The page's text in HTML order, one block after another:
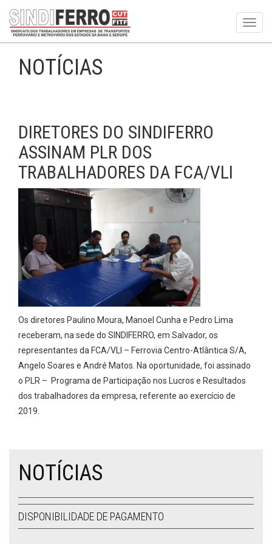
NOTÍCIAS
DIRETORES DO SINDIFERRO
ASSINAM PLR DOS
TRABALHADORES DA FCA/VLI
Os diretores Paulino Moura, Manoel Cunha e Pedro Lima
receberam, na sede do SINDIFERRO, em Salvador, os
representantes da FCA/VLI – Ferrovia Centro-Atlântica S/A,
Angelo Soares e André Matos. Na oportunidade, foi assinado
o PLR – Programa de Participação nos Lucros e Resultados
dos trabalhadores da empresa, referente ao exercício de
2019.
NOTÍCIAS
DISPONIBILIDADE DE PAGAMENTO